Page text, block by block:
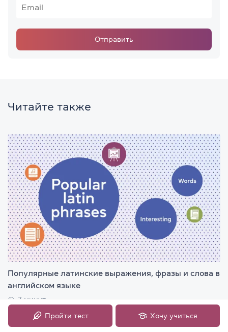
Отправить
Читайте также
Популярные латинские выражения, фразы и слова в
английском языке
7 минут
Пройти тест Хочу учиться